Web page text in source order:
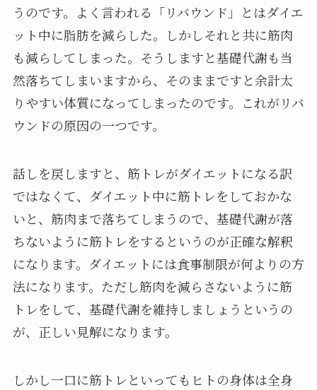
うのです。よく言われる「リバウンド」とはダイエ
ット中に脂肪を減らした。しかしそれと共に筋肉
も減らしてしまった。そうしますと基礎代謝も当
然落ちてしまいますから、そのままですと余計太
りやすい体質になってしまったのです。これがリバ
ウンドの原因の一つです。
話しを戻しますと、筋トレがダイエットになる訳
ではなくて、ダイエット中に筋トレをしておかな
いと、筋肉まで落ちてしまうので、基礎代謝が落
ちないように筋トレをするというのが正確な解釈
になります。ダイエットには食事制限が何よりの方
法になります。ただし筋肉を減らさないように筋
トレをして、基礎代謝を維持しましょうというの
が、正しい見解になります。
しかし一口に筋トレといってもヒトの身体は全身